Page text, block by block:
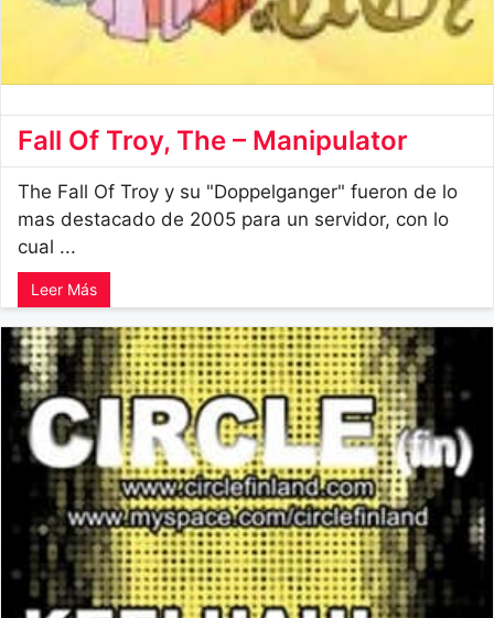
Fall Of Troy, The – Manipulator
The Fall Of Troy y su "Doppelganger" fueron de lo
mas destacado de 2005 para un servidor, con lo
cual ...
Leer Más